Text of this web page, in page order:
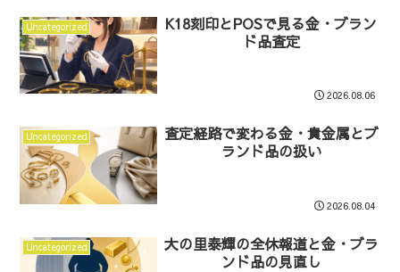
Uncategorized
K18刻印とPOSで見る金・ブラン
ド品査定
2026.08.06
Uncategorized
査定経路で変わる金・貴金属とブ
ランド品の扱い
2026.08.04
Uncategorized
大の里泰輝の全休報道と金・ブラ
ンド品の見直し